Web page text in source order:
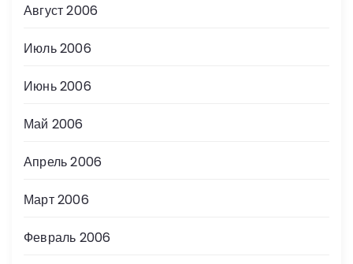
Август 2006
Июль 2006
Июнь 2006
Май 2006
Апрель 2006
Март 2006
Февраль 2006